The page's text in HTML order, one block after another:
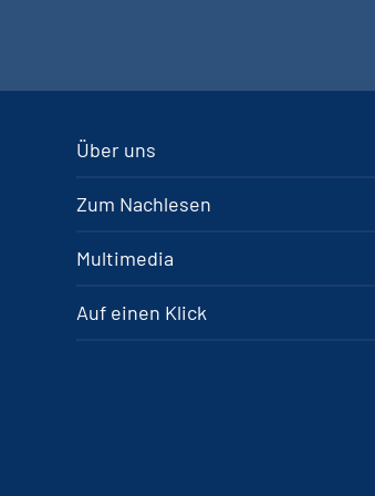
Über uns
Zum Nachlesen
Multimedia
Auf einen Klick